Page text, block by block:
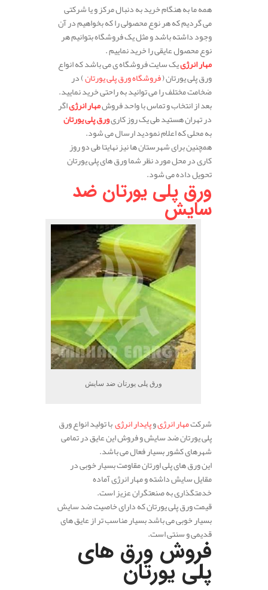
همه ما به هنگام خرید به دنبال مرکز و یا شرکتی
می گردیم که هر نوع محصولی را که بخواهیم در آن
وجود داشته باشد و مثل یک فروشگاه بتوانیم هر
نوع محصول عایقی را خرید نماییم .
مهار انرژییک سایت فروشگاه ی می باشد که انواع
ورق پلی یورتان (فروشگاه ورق پلی یورتان) در
ضخامت مختلف را می توانید به راحتی خرید نمایید.
بعد از انتخاب و تماس با واحد فروشمهار انرژیاگر
در تهران هستید طی یک روز کاریورق پلی یورتان
به محلی که اعلام نمودید ارسال می شود.
همچنین برای شهرستان ها نیز نهایتا طی دو روز
کاری در محل مورد نظر شما ورق های پلی یورتان
تحویل داده می شود.
ورق پلی یورتان ضد
سایش
ورق پلی یورتان ضد سایش
شرکتمهار انرژیوپایدار انرژیبا تولید انواع ورق
پلی یورتان ضد سایش و فروش این عایق در تمامی
شهرهای کشور بسیار فعال می باشد.
این ورق های پلی اورتان مقاومت بسیار خوبی در
مقایل سایش داشته و مهار انرژی آماده
خدمتگذاری به صنعتگران عزیز است.
قیمت ورق پلی یورتان که دارای خاصیت ضد سایش
بسیار خوبی می باشد بسیار مناسب تر از عایق های
قدیمی و سنتی است.
فروش ورق های
پلی یورتان